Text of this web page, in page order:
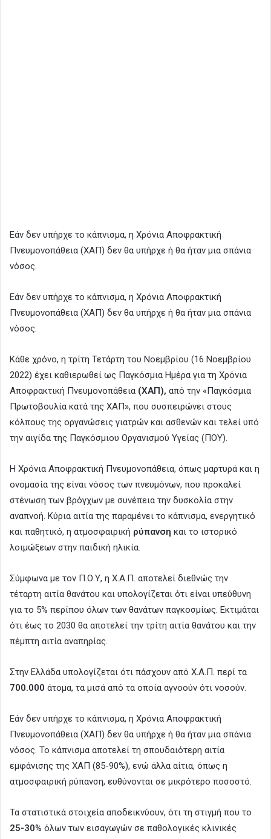
Εάν δεν υπήρχε το κάπνισμα, η Χρόνια Αποφρακτική
Πνευμονοπάθεια (ΧΑΠ) δεν θα υπήρχε ή θα ήταν μια σπάνια
νόσος.
Εάν δεν υπήρχε το κάπνισμα, η Χρόνια Αποφρακτική
Πνευμονοπάθεια (ΧΑΠ) δεν θα υπήρχε ή θα ήταν μια σπάνια
νόσος.
Κάθε χρόνο, η τρίτη Τετάρτη του Νοεμβρίου (16 Νοεμβρίου
2022) έχει καθιερωθεί ως Παγκόσμια Ημέρα για τη Χρόνια
Αποφρακτική Πνευμονοπάθεια (ΧΑΠ), από την «Παγκόσμια
Πρωτοβουλία κατά της ΧΑΠ», που συσπειρώνει στους
κόλπους της οργανώσεις γιατρών και ασθενών και τελεί υπό
την αιγίδα της Παγκόσμιου Οργανισμού Υγείας (ΠΟΥ).
Η Χρόνια Αποφρακτική Πνευμονοπάθεια, όπως μαρτυρά και η
ονομασία της είναι νόσος των πνευμόνων, που προκαλεί
στένωση των βρόγχων με συνέπεια την δυσκολία στην
αναπνοή. Κύρια αιτία της παραμένει το κάπνισμα, ενεργητικό
και παθητικό, η ατμοσφαιρική ρύπανση και το ιστορικό
λοιμώξεων στην παιδική ηλικία.
Σύμφωνα με τον Π.Ο.Υ, η Χ.Α.Π. αποτελεί διεθνώς την
τέταρτη αιτία θανάτου και υπολογίζεται ότι είναι υπεύθυνη
για το 5% περίπου όλων των θανάτων παγκοσμίως. Εκτιμάται
ότι έως το 2030 θα αποτελεί την τρίτη αιτία θανάτου και την
πέμπτη αιτία αναπηρίας.
Στην Ελλάδα υπολογίζεται ότι πάσχουν από Χ.Α.Π. περί τα
700.000 άτομα, τα μισά από τα οποία αγνοούν ότι νοσούν.
Εάν δεν υπήρχε το κάπνισμα, η Χρόνια Αποφρακτική
Πνευμονοπάθεια (ΧΑΠ) δεν θα υπήρχε ή θα ήταν μια σπάνια
νόσος. Το κάπνισμα αποτελεί τη σπουδαιότερη αιτία
εμφάνισης της ΧΑΠ (85-90%), ενώ άλλα αίτια, όπως η
ατμοσφαιρική ρύπανση, ευθύνονται σε μικρότερο ποσοστό.
Τα στατιστικά στοιχεία αποδεικνύουν, ότι τη στιγμή που το
25-30% όλων των εισαγωγών σε παθολογικές κλινικές